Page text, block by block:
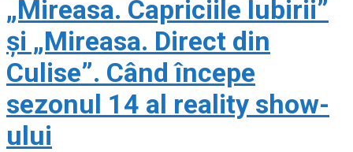
„Mireasa. Capriciile Iubirii”
și „Mireasa. Direct din
Culise”. Când începe
sezonul 14 al reality show-
ului